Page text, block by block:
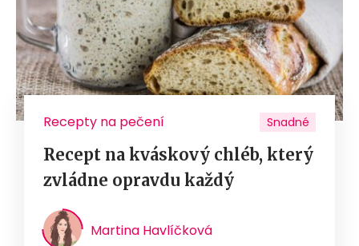
Recepty na pečení Snadné
Recept na kváskový chléb, který
zvládne opravdu každý
Martina Havlíčková